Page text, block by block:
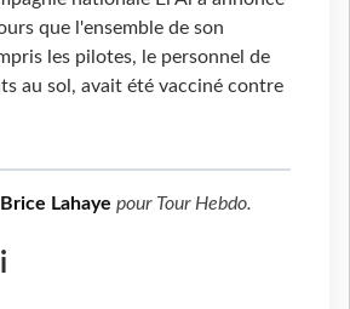
que l'ensemble de son
les pilotes, le personnel de
au sol, avait été vacciné contre
Brice Lahaye pour Tour Hebdo.